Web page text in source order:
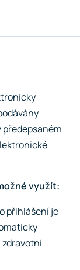
předepsaném
využít:
přihlášení je